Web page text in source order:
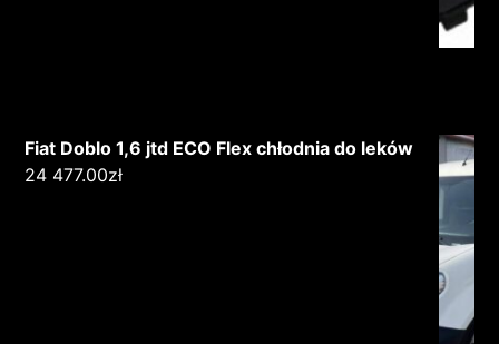
Fiat Doblo 1,6 jtd ECO Flex chłodnia do leków
24 477.00zł